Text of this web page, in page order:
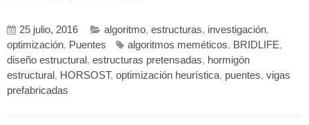
25 julio, 2016 algoritmo, estructuras, investigación,
optimización, Puentes algoritmos meméticos, BRIDLIFE,
diseño estructural, estructuras pretensadas, hormigón
estructural, HORSOST, optimización heurística, puentes, vigas
prefabricadas